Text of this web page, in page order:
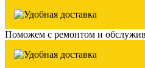
Поможем с ремонтом и